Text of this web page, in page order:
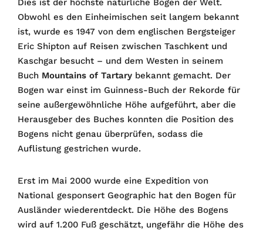
Dies ist der höchste natürliche Bogen der Welt.
Obwohl es den Einheimischen seit langem bekannt
ist, wurde es 1947 von dem englischen Bergsteiger
Eric Shipton auf Reisen zwischen Taschkent und
Kaschgar besucht – und dem Westen in seinem
Buch Mountains of Tartary bekannt gemacht. Der
Bogen war einst im Guinness-Buch der Rekorde für
seine außergewöhnliche Höhe aufgeführt, aber die
Herausgeber des Buches konnten die Position des
Bogens nicht genau überprüfen, sodass die
Auflistung gestrichen wurde.
Erst im Mai 2000 wurde eine Expedition von
National gesponsert Geographic hat den Bogen für
Ausländer wiederentdeckt. Die Höhe des Bogens
wird auf 1.200 Fuß geschätzt, ungefähr die Höhe des